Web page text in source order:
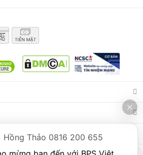
hòa di động là gì?
máy bao gồm: Làm lạnh, quạt gió,
đó, dòng sản phẩm này còn được
tính năng và tiện ích đi kèm như: Hẹn
kết nối wifi,...
của điều hòa di động
mát, dễ dàng tháo lắp và di chuyển
Hồng Thảo 0816 200 655